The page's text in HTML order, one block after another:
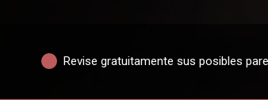
Revise gratuitamente sus posibles